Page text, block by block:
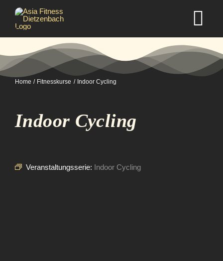
Inhalt
springen
Kurse
Selbstverteidigung
Home Fitnesskurse Indoor Cycling
Indoor Cycling
Veranstaltungsserie: Indoor Cycling